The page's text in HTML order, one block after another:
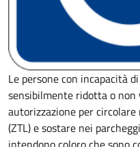
Le persone con incapacità
sensibilmente ridotta o non
autorizzazione per
(ZTL) e sostare nei